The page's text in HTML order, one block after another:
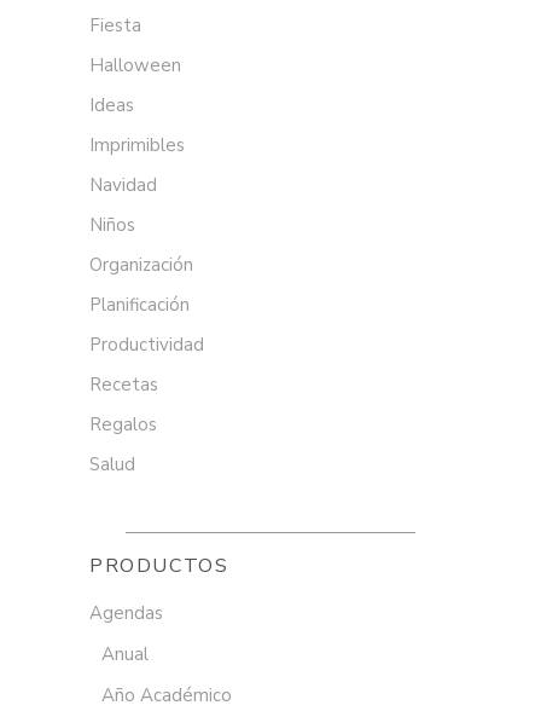
Fiesta
Halloween
Ideas
Imprimibles
Navidad
Niños
Organización
Planificación
Productividad
Recetas
Regalos
Salud
PRODUCTOS
Agendas
Anual
Año Académico